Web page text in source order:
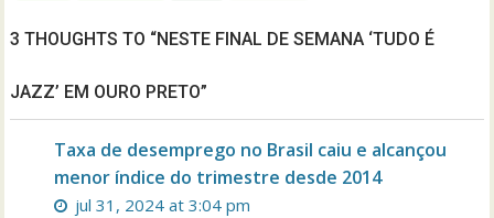
3 THOUGHTS TO “NESTE FINAL DE SEMANA ‘TUDO É
JAZZ’ EM OURO PRETO”
Taxa de desemprego no Brasil caiu e alcançou
menor índice do trimestre desde 2014
jul 31, 2024 at 3:04 pm